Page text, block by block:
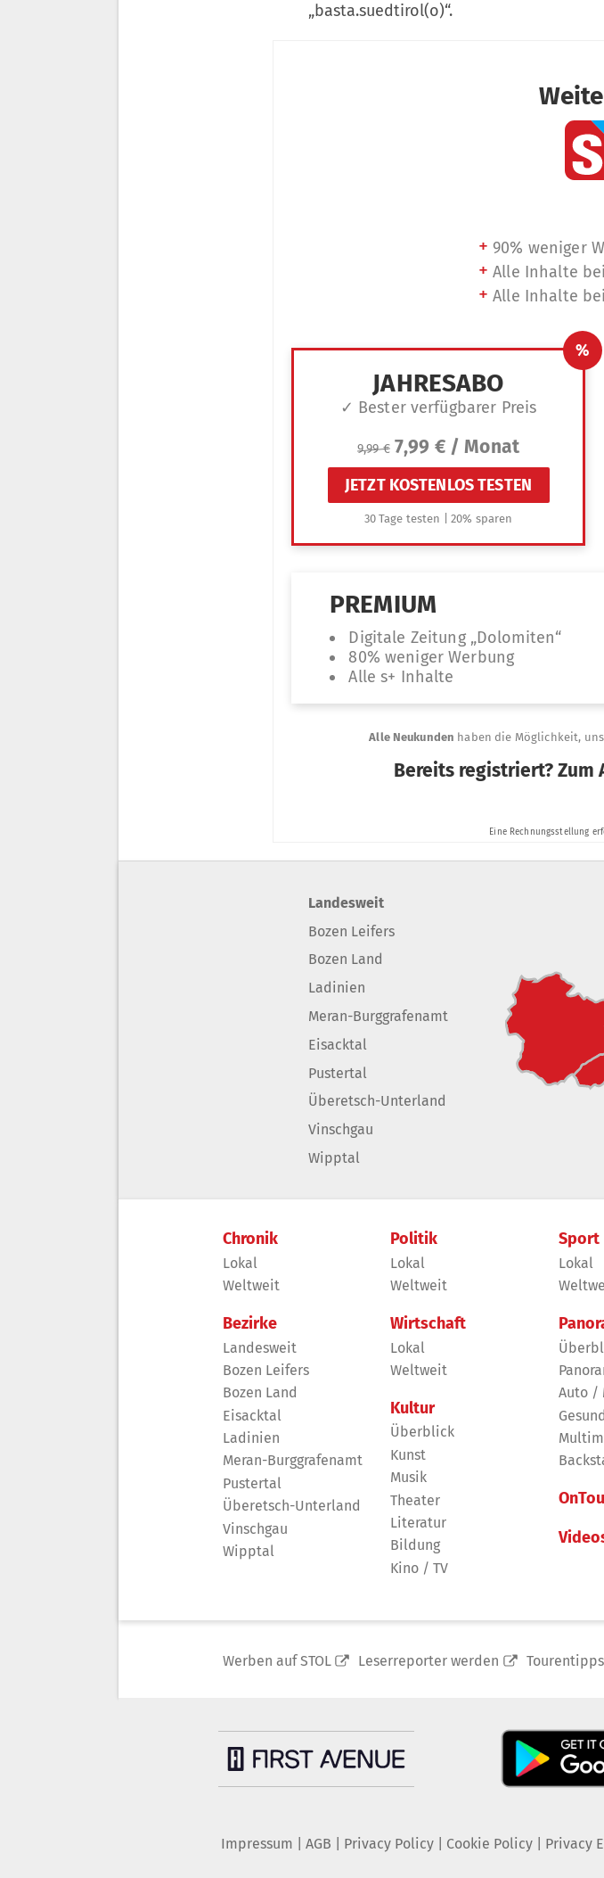
„basta.suedtirol(o)“.
Landesweit
Bozen Leifers
Bozen Land
Ladinien
Meran-Burggrafenamt
Eisacktal
Pustertal
Überetsch-Unterland
Vinschgau
Wipptal
Chronik
Lokal
Weltweit
Bezirke
Landesweit
Bozen Leifers
Bozen Land
Eisacktal
Ladinien
Meran-Burggrafenamt
Pustertal
Überetsch-Unterland
Vinschgau
Wipptal
Politik
Lokal
Weltweit
Wirtschaft
Lokal
Weltweit
Kultur
Überblick
Kunst
Musik
Theater
Literatur
Bildung
Kino / TV
Sport
Lokal
Auto /
Werben auf STOL Leserreporter werden Tourentipps
Impressum AGB Privacy Policy| Cookie Policy| Privacy